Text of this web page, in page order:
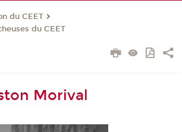
du CEET
du CEET
Morival